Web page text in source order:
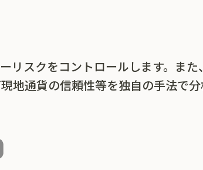
リスクをコントロールします。また
地通貨の信頼性等を独自の手法で